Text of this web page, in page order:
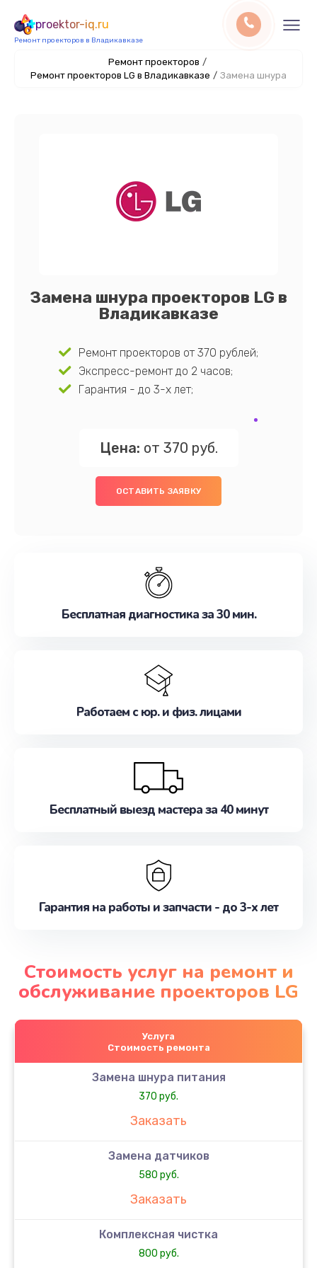
proektor-iq.ru
Ремонт проекторов в Владикавказе
Ремонт проекторов /
Ремонт проекторов LG в Владикавказе / Замена шнура
Замена шнура проекторов LG в
Владикавказе
Ремонт проекторов от 370 рублей;
Экспресс-ремонт до 2 часов;
Гарантия - до 3-х лет;
Цена: от 370 руб.
ОСТАВИТЬ ЗАЯВКУ
Бесплатная диагностика за 30 мин.
Работаем с юр. и физ. лицами
Бесплатный выезд мастера за 40 минут
Гарантия на работы и запчасти - до 3-х лет
Стоимость услуг на ремонт и
обслуживание проекторов LG
Услуга
Стоимость ремонта
Замена шнура питания
370 руб.
Заказать
Замена датчиков
580 руб.
Заказать
Комплексная чистка
800 руб.